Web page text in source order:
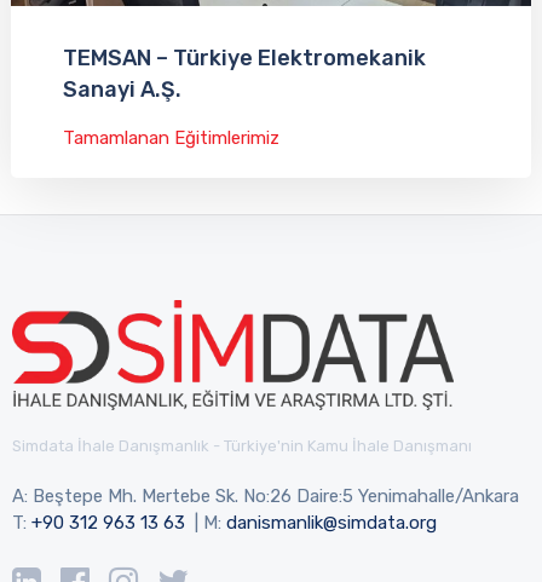
TEMSAN – Türkiye Elektromekanik
Sanayi A.Ş.
Tamamlanan Eğitimlerimiz
Simdata İhale Danışmanlık - Türkiye'nin Kamu İhale Danışmanı
A: Beştepe Mh. Mertebe Sk. No:26 Daire:5 Yenimahalle/Ankara
T: +90 312 963 13 63 | M: danismanlik@simdata.org